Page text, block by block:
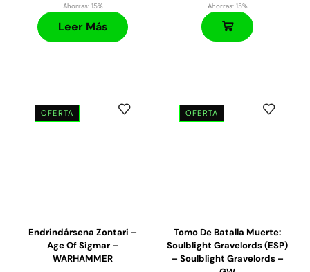
Ahorras:15%
Leer Más
Ahorras:15%
OFERTA
Endrindársena Zontari –
Age Of Sigmar –
WARHAMMER
OFERTA
Tomo De Batalla Muerte:
Soulblight Gravelords (ESP)
– Soulblight Gravelords –